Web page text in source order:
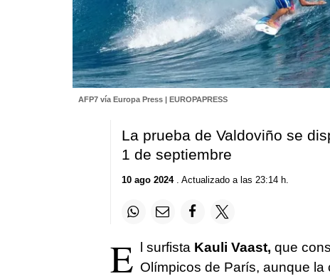
AFP7 vía Europa Press | EUROPAPRESS
La prueba de Valdoviño se
1 de septiembre
10 ago 2024. Actualizado a las 23:14 h.
E l surfista Kauli Vaast, que
Olímpicos de París, aunque